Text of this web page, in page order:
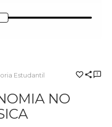
Estudantil
NO